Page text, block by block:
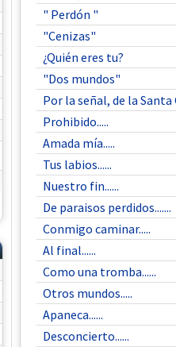
" Perdón "
"Cenizas"
¿Quién eres tu?
"Dos mundos"
Por la señal, de la Santa
Prohibido.....
Amada mía.....
Tus labios......
Nuestro fin......
De paraisos perdidos.......
Conmigo caminar.....
Al final......
Como una tromba......
Otros mundos.....
Apaneca......
Desconcierto......